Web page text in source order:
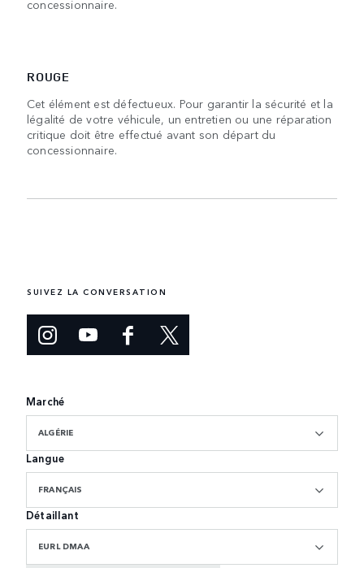
concessionnaire.
ROUGE
Cet élément est défectueux. Pour garantir la sécurité et la
légalité de votre véhicule, un entretien ou une réparation
critique doit être effectué avant son départ du
concessionnaire.
SUIVEZ LA CONVERSATION
Marché
ALGÉRIE
Langue
FRANÇAIS
Détaillant
EURL DMAA